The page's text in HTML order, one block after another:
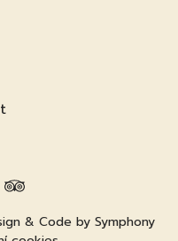
& Code by Symphony